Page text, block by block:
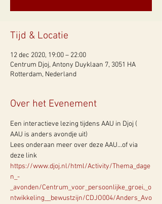
Tijd & Locatie
12 dec 2020, 19:00 – 22:00
Centrum Djoj, Antony Duyklaan 7, 3051 HA
Rotterdam, Nederland
Over het Evenement
Een interactieve lezing tijdens AAU in Djoj (
AAU is anders avondje uit)
Lees onderaan meer over deze AAU...of via
deze link
https://www.djoj.nl/html/Activity/Thema_dage
n_-
_avonden/Centrum_voor_persoonlijke_groei,_o
ntwikkeling__bewustzijn/CDJO004/Anders_Avo